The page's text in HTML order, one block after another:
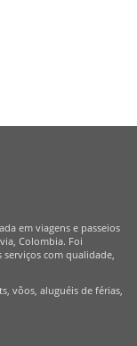
em viagens e passeios
Colombia. Foi
serviços com qualidade,
vôos, aluguéis de férias,